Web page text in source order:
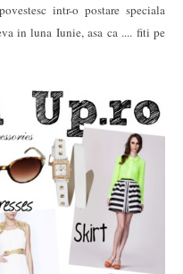
intr-o postare speciala
in luna Iunie, asa ca .... fiti pe